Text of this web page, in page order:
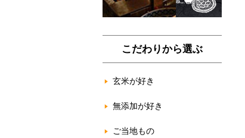
こだわりから選ぶ
玄米が好き
無添加が好き
ご当地もの